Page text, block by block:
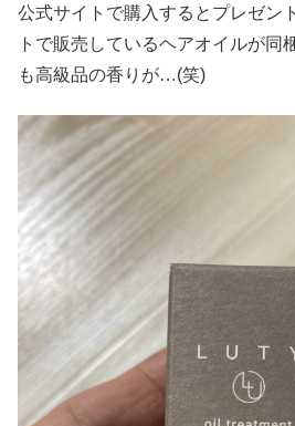
公式サイトで購入するとプレゼン
トで販売しているヘアオイルが同
も高級品の香りが…(笑)